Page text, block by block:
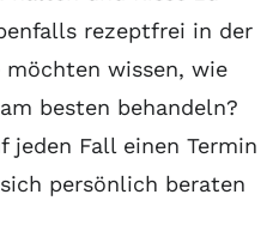
rezeptfrei in der
wissen, wie
besten behandeln?
jeden Fall einen Termin
persönlich beraten